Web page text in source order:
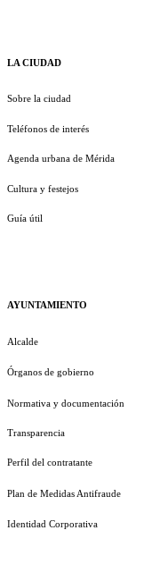
LA CIUDAD
Sobre la ciudad
Teléfonos de interés
Agenda urbana de Mérida
Cultura y festejos
Guía útil
AYUNTAMIENTO
Alcalde
Órganos de gobierno
Normativa y documentación
Transparencia
Perfil del contratante
Plan de Medidas Antifraude
Identidad Corporativa